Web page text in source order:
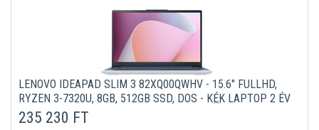
LENOVO IDEAPAD SLIM 3 82XQ00QWHV - 15.6" FULLHD,
RYZEN 3-7320U, 8GB, 512GB SSD, DOS - KÉK LAPTOP 2 ÉV
GARANCIÁVAL
235 230 FT